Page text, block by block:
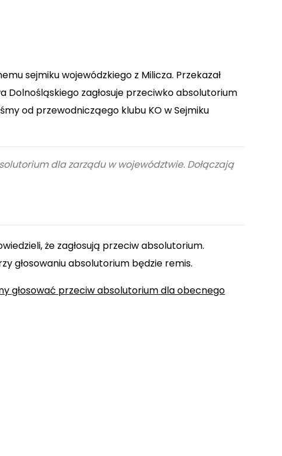
sejmiku wojewódzkiego z Milicza. Przekazał
Dolnośląskiego zagłosuje przeciwko absolutorium
od przewodnicząego klubu KO w Sejmiku
dla zarządu w województwie. Dołączają
że zagłosują przeciw absolutorium.
głosowaniu absolutorium będzie remis.
głosować przeciw absolutorium dla obecnego